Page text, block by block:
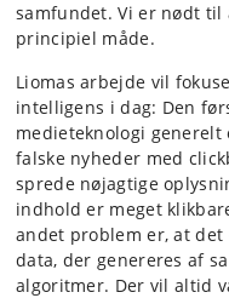
samfundet. Vi er nødt til
principiel måde.
Liomas arbejde vil
intelligens i dag: Den
medieteknologi
falske nyheder med
sprede nøjagtige
indhold er meget
andet problem er, at
data, der genereres af
algoritmer. Der vil altid